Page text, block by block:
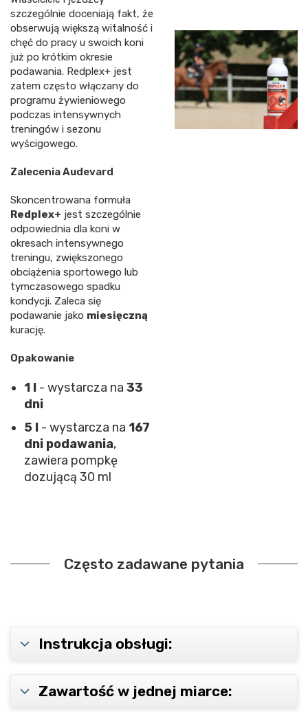
szczególnie doceniają fakt, że
obserwują większą witalność i
chęć do pracy u swoich koni
już po krótkim okresie
podawania. Redplex+ jest
zatem często włączany do
programu żywieniowego
podczas intensywnych
treningów i sezonu
wyścigowego.
Zalecenia Audevard
Skoncentrowana formuła
Redplex+ jest szczególnie
odpowiednia dla koni w
okresach intensywnego
treningu, zwiększonego
obciążenia sportowego lub
tymczasowego spadku
kondycji. Zaleca się
podawanie jako miesięczną
kurację.
Opakowanie
1 l - wystarcza na 33
dni
5 l - wystarcza na 167
dni podawania,
zawiera pompkę
dozującą 30 ml
Często zadawane pytania
Instrukcja obsługi:
Zawartość w jednej miarce: